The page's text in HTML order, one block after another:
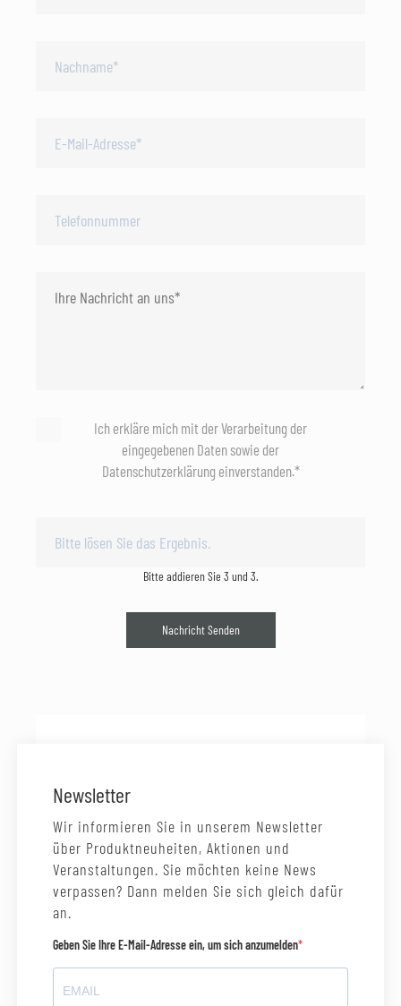
Ich erkläre mich mit der Verarbeitung der
eingegebenen Daten sowie der
Datenschutzerklärung einverstanden.*
Bitte addieren Sie 3 und 3.
Nachricht Senden
Newsletter
Wir informieren Sie in unserem Newsletter
über Produktneuheiten, Aktionen und
Veranstaltungen. Sie möchten keine News
verpassen? Dann melden Sie sich gleich dafür
an.
Geben Sie Ihre E-Mail-Adresse ein, um sich anzumelden